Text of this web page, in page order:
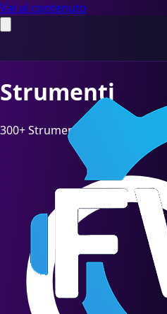
Vai al contenuto
Strumenti
300+ Strumenti